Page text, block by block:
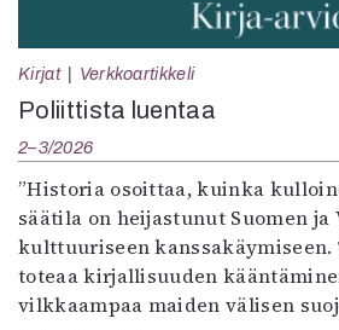
Kirjat Verkkoartikkeli
Poliittista luentaa
2–3/2026
”Historia osoittaa, kuinka
säätila on heijastunut Suomen ja
kulttuuriseen kanssakäymiseen.
toteaa kirjallisuuden
vilkkaampaa maiden välisen